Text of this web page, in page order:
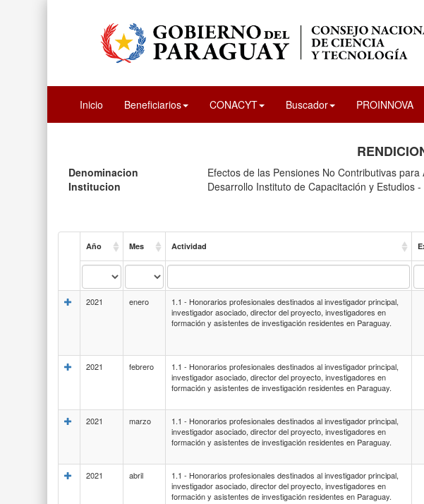
Inicio Beneficiarios CONACYT Buscador PROINNOVA
Denominacion
Efectos de las Pensiones No Contributivas
Institucion
Desarrollo Instituto de Capacitación y Estudios
Año Mes Actividad
2021 enero
1.1 - Honorarios profesionales destinados al investigador principal,
investigador asociado, director del proyecto, investigadores en
formación y asistentes de investigación residentes en Paraguay.
2021
febrero
1.1 - Honorarios profesionales destinados al investigador principal,
investigador asociado, director del proyecto, investigadores en
formación y asistentes de investigación residentes en Paraguay.
2021
marzo
1.1 - Honorarios profesionales destinados al investigador principal,
investigador asociado, director del proyecto, investigadores en
formación y asistentes de investigación residentes en Paraguay.
2021
abril
1.1 - Honorarios profesionales destinados al investigador principal,
investigador asociado, director del proyecto, investigadores en
formación y asistentes de investigación residentes en Paraguay.